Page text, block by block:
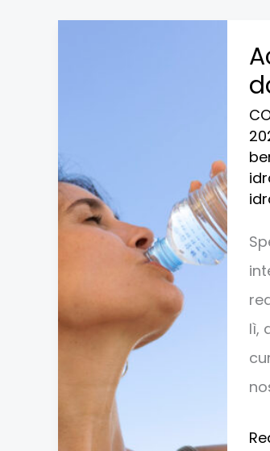
lì,
fa
al
e